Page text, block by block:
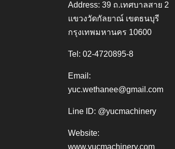
Address: 39 ถ.เทศบาลสาย 2
แขวงวัดกัลยาณ์ เขตธนบุรี
กรุงเทพมหานคร 10600
Tel: 02-4720895-8
Email:
yuc.wethanee@gmail.com
Line ID: @yucmachinery
Website:
www.yucmachinery.com